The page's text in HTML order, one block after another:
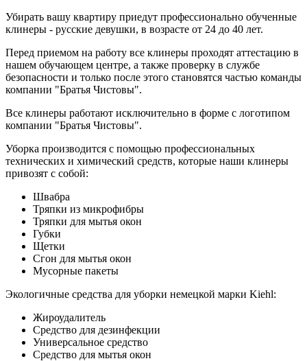
Убирать вашу квартиру приедут профессионально обученные
клинеры - русские девушки, в возрасте от 24 до 40 лет.
Перед приемом на работу все клинеры проходят аттестацию в
нашем обучающем центре, а также проверку в службе
безопасности и только после этого становятся частью команды
компании "Братья Чистовы".
Все клинеры работают исключительно в форме с логотипом
компании "Братья Чистовы".
Уборка производится с помощью профессиональных
технических и химический средств, которые наши клинеры
привозят с собой:
Швабра
Тряпки из микрофибры
Тряпки для мытья окон
Губки
Щетки
Сгон для мытья окон
Мусорные пакеты
Экологичные средства для уборки немецкой марки Kiehl:
Жироудалитель
Средство для дезинфекции
Универсальное средство
Средство для мытья окон